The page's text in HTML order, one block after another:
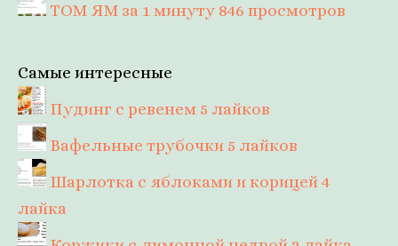
ТОМ ЯМ за 1 минуту 846 просмотров
Самые интересные
Пудинг с ревенем 5 лайков
Вафельные трубочки 5 лайков
Шарлотка с яблоками и корицей4
лайка